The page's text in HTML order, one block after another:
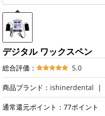
デジタル ワックスペン
総合評価： 5.0
商品ブランド： ishinerdental |
通常還元ポイント：77ポイント